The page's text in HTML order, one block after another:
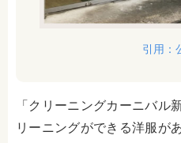
引用：
「クリーニングカーニバル
リーニングができる洋服が